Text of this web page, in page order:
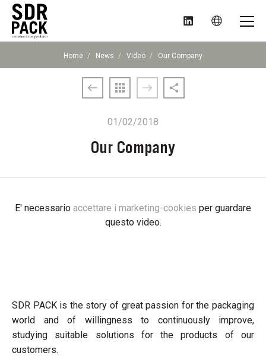
SDR
MENU
Home News Video
Current
Our Company
01/02/2018
Our Company
E' necessario accettare i marketing-cookies per guardare
questo video.
SDR PACK is the story of great passion for the packaging
world and of willingness to continuously improve,
studying suitable solutions for the products of our
customers.